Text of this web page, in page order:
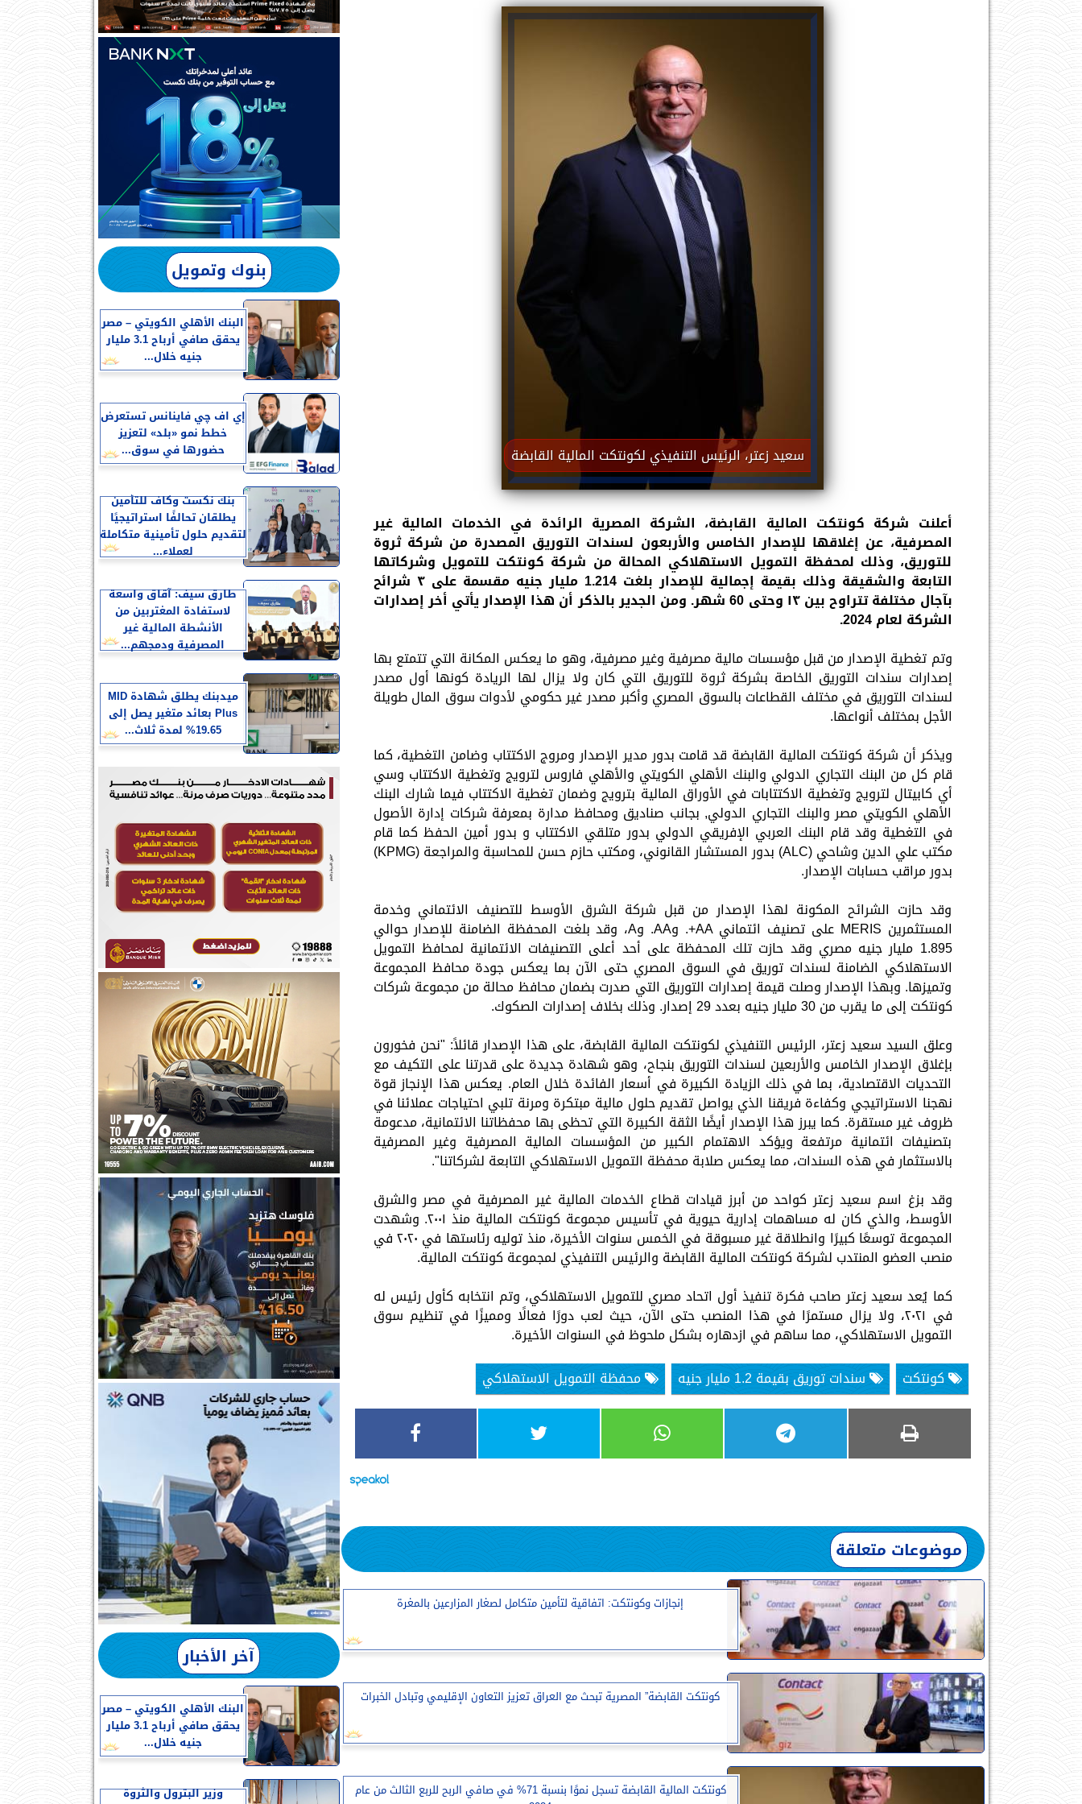
سعيد زعتر، الرئيس التنفيذي لكونتكت المالية القابضة
أعلنت شركة كونتكت المالية القابضة، الشركة المصرية الرائدة في الخدمات المالية غير
المصرفية، عن إغلاقها للإصدار الخامس والأربعون لسندات التوريق المصدرة من شركة ثروة
للتوريق، وذلك لمحفظة التمويل الاستهلاكي المحالة من شركة كونتكت للتمويل وشركاتها
التابعة والشقيقة وذلك بقيمة إجمالية للإصدار بلغت 1.214 مليار جنيه مقسمة على ٣ شرائح
بآجال مختلفة تتراوح بين ١٣ وحتى 60 شهر. ومن الجدير بالذكر أن هذا الإصدار يأتي أخر إصدارات
الشركة لعام 2024.
وتم تغطية الإصدار من قبل مؤسسات مالية مصرفية وغير مصرفية، وهو ما يعكس المكانة التي تتمتع بها
إصدارات سندات التوريق الخاصة بشركة ثروة للتوريق التي كان ولا يزال لها الريادة كونها أول مصدر
لسندات التوريق في مختلف القطاعات بالسوق المصري وأكبر مصدر غير حكومي لأدوات سوق المال طويلة
الأجل بمختلف أنواعها.
ويذكر أن شركة كونتكت المالية القابضة قد قامت بدور مدير الإصدار ومروج الاكتتاب وضامن التغطية، كما
قام كل من البنك التجاري الدولي والبنك الأهلي الكويتي والأهلي فاروس لترويج وتغطية الاكتتاب وسي
أي كابيتال لترويج وتغطية الاكتتابات في الأوراق المالية بترويج وضمان تغطية الاكتتاب فيما شارك البنك
الأهلي الكويتي مصر والبنك التجاري الدولي, بجانب صناديق ومحافظ مدارة بمعرفة شركات إدارة الأصول
في التغطية وقد قام البنك العربي الإفريقي الدولي بدور متلقي الاكتتاب و بدور أمين الحفظ كما قام
مكتب علي الدين وشاحي (ALC) بدور المستشار القانوني، ومكتب حازم حسن للمحاسبة والمراجعة (KPMG)
بدور مراقب حسابات الإصدار.
وقد حازت الشرائح المكونة لهذا الإصدار من قبل شركة الشرق الأوسط للتصنيف الائتماني وخدمة
المستثمرين MERIS على تصنيف ائتماني AA+. وAA. وA، وقد بلغت المحفظة الضامنة للإصدار حوالي
1.895 مليار جنيه مصري وقد حازت تلك المحفظة على أحد أعلى التصنيفات الائتمانية لمحافظ التمويل
الاستهلاكي الضامنة لسندات توريق في السوق المصري حتى الآن بما يعكس جودة محافظ المجموعة
وتميزها. وبهذا الإصدار وصلت قيمة إصدارات التوريق التي صدرت بضمان محافظ محالة من مجموعة شركات
كونتكت إلى ما يقرب من 30 مليار جنيه بعدد 29 إصدار. وذلك بخلاف إصدارات الصكوك.
وعلق السيد سعيد زعتر، الرئيس التنفيذي لكونتكت المالية القابضة، على هذا الإصدار قائلاً: "نحن فخورون
بإغلاق الإصدار الخامس والأربعين لسندات التوريق بنجاح، وهو شهادة جديدة على قدرتنا على التكيف مع
التحديات الاقتصادية، بما في ذلك الزيادة الكبيرة في أسعار الفائدة خلال العام. يعكس هذا الإنجاز قوة
نهجنا الاستراتيجي وكفاءة فريقنا الذي يواصل تقديم حلول مالية مبتكرة ومرنة تلبي احتياجات عملائنا في
ظروف غير مستقرة. كما يبرز هذا الإصدار أيضًا الثقة الكبيرة التي تحظى بها محفظاتنا الائتمانية، مدعومة
بتصنيفات ائتمانية مرتفعة ويؤكد الاهتمام الكبير من المؤسسات المالية المصرفية وغير المصرفية
بالاستثمار في هذه السندات، مما يعكس صلابة محفظة التمويل الاستهلاكي التابعة لشركاتنا".
وقد بزغ اسم سعيد زعتر كواحد من أبرز قيادات قطاع الخدمات المالية غير المصرفية في مصر والشرق
الأوسط، والذي كان له مساهمات إدارية حيوية في تأسيس مجموعة كونتكت المالية منذ ٢٠٠١. وشهدت
المجموعة توسعًا كبيرًا وانطلاقة غير مسبوقة في الخمس سنوات الأخيرة، منذ توليه رئاستها في ٢٠٢٠ في
منصب العضو المنتدب لشركة كونتكت المالية القابضة والرئيس التنفيذي لمجموعة كونتكت المالية.
كما يُعد سعيد زعتر صاحب فكرة تنفيذ أول اتحاد مصري للتمويل الاستهلاكي، وتم انتخابه كأول رئيس له
في ٢٠٢١، ولا يزال مستمرًا في هذا المنصب حتى الآن، حيث لعب دورًا فعالًا ومميزًا في تنظيم سوق
التمويل الاستهلاكي، مما ساهم في ازدهاره بشكل ملحوظ في السنوات الأخيرة.
كونتكت
سندات توريق بقيمة 1.2 مليار جنيه محفظة التمويل الاستهلاكي
موضوعات متعلقة
إنجازات وكونتكت: اتفاقية لتأمين متكامل لصغار المزارعين بالمغرة
كونتكت القابضة” المصرية تبحث مع العراق تعزيز التعاون الإقليمي وتبادل الخبرات
كونتكت المالية القابضة تسجل نموًا بنسبة 71% في صافي الربح للربع الثالث من عام
بنوك وتمويل
البنك الأهلي الكويتي – مصر
يحقق صافي أرباح 3.1 مليار
جنيه خلال...
إي اف چي فاينانس تستعرض
خطط نمو «بلد» لتعزيز
حضورها في سوق...
بنك نكست وكاف للتأمين
يطلقان تحالفًا استراتيجيًا
لتقديم حلول تأمينية متكاملة
لعملاء...
طارق سيف: آقاق واسعة
لاستفادة المغتربين من
الأنشطة المالية غير
المصرفية ودمجهم...
ميدبنك يطلق شهادة MID
Plus بعائد متغير يصل إلى
19.65% لمدة ثلاث...
آخر الأخبار
البنك الأهلي الكويتي – مصر
يحقق صافي أرباح 3.1 مليار
جنيه خلال...
وزير البترول والثروة